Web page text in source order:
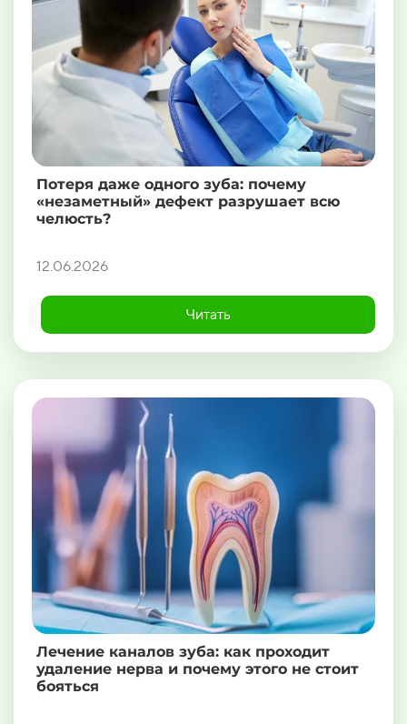
Потеря даже одного зуба: почему
«незаметный» дефект разрушает всю
челюсть?
12.06.2026
Читать
Лечение каналов зуба: как проходит
удаление нерва и почему этого не стоит
бояться